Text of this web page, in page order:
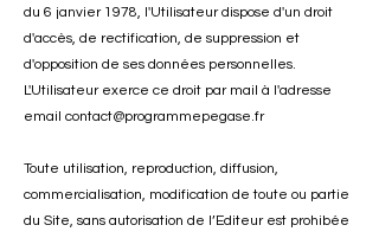
du 6 janvier 1978, l'Utilisateur dispose d'un droit
d'accès, de rectification, de suppression et
d'opposition de ses données personnelles.
L'Utilisateur exerce ce droit par mail à l'adresse
email contact@programmepegase.fr
Toute utilisation, reproduction, diffusion,
commercialisation, modification de toute ou partie
du Site, sans autorisation de l’Editeur est prohibée